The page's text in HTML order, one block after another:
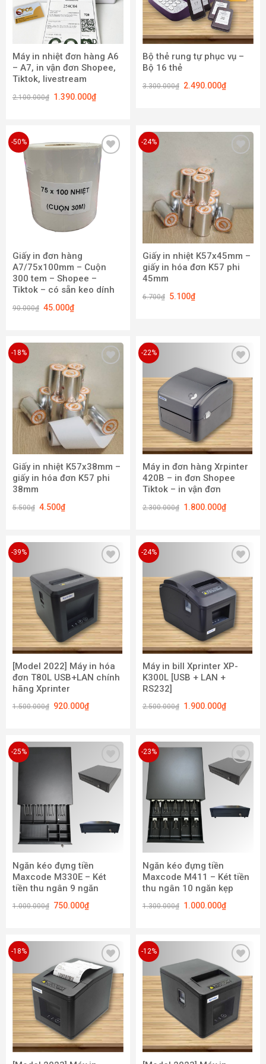
Máy in nhiệt đơn hàng A6
– A7, in vận đơn Shopee,
Tiktok, livestream
2.100.000₫ 1.390.000₫
Bộ thẻ rung tự phục vụ –
Bộ 16 thẻ
3.300.000₫ 2.490.000₫
-50%
Add to
wishlist
Giấy in đơn hàng
A7/75x100mm – Cuộn
300 tem – Shopee –
Tiktok – có sẵn keo dính
90.000₫ 45.000₫
-24%
Giấy in nhiệt K57x45mm –
giấy in hóa đơn K57 phi
45mm
6.700₫ 5.100₫
-18%
Giấy in nhiệt K57x38mm –
giấy in hóa đơn K57 phi
38mm
5.500₫ 4.500₫
-22%
wishlist
Máy in đơn hàng Xrpinter
420B – in đơn Shopee
Tiktok – in vận đơn
2.300.000₫ 1.800.000₫
-39%
wishlist
[Model 2022] Máy in hóa
đơn T80L USB+LAN chính
hãng Xprinter
1.500.000₫ 920.000₫
-24%
wishlist
Máy in bill Xprinter XP-
K300L [USB + LAN +
RS232]
2.500.000₫ 1.900.000₫
-25%
wishlist
Ngăn kéo đựng tiền
Maxcode M330E – Két
tiền thu ngân 9 ngăn
1.000.000₫ 750.000₫
-23%
Add to
wishlist
Ngăn kéo đựng tiền
Maxcode M411 – Két tiền
thu ngân 10 ngăn kẹp
1.300.000₫ 1.000.000₫
-18%
Add to
wishlist
-12%
Add to
wishlist